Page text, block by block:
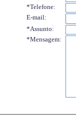
*Telefone:
E-mail:
*Assunto:
*Mensagem: